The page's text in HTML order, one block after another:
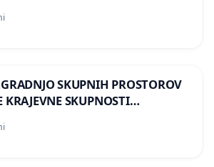
SKUPNIH PROSTOROV
KRAJEVNE SKUPNOSTI